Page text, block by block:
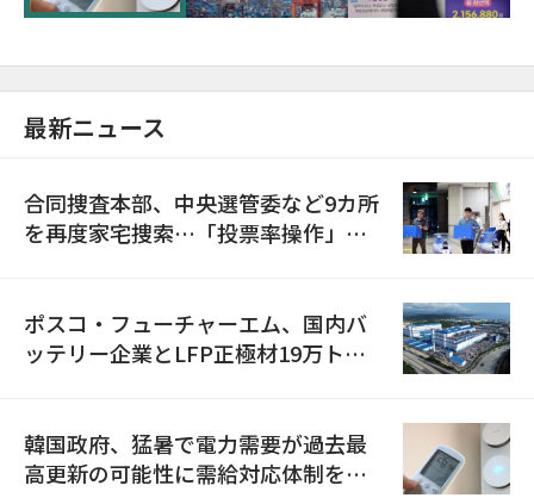
最新ニュース
合同捜査本部、中央選管委など9カ所
を再度家宅捜索…「投票率操作」の
ポスコ・フューチャーエム、国内バ
ッテリー企業とLFP正極材19万トン
韓国政府、猛暑で電力需要が過去最
高更新の可能性に需給対応体制を点